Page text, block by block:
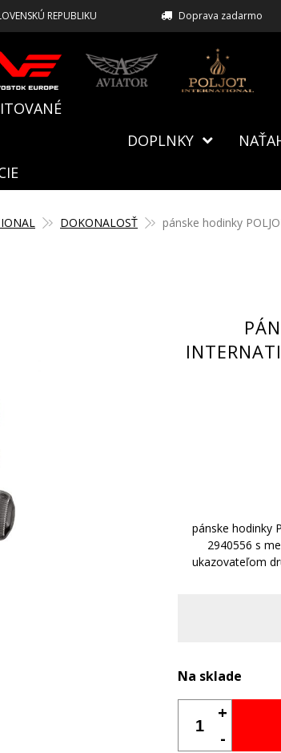
REPUBLIKU Doprava zadarmo
DOPLNKY
DOKONALOSŤ pánske hodinky
pánske hodinky
2940556 s
ukazovateľom
Na sklade
+
-